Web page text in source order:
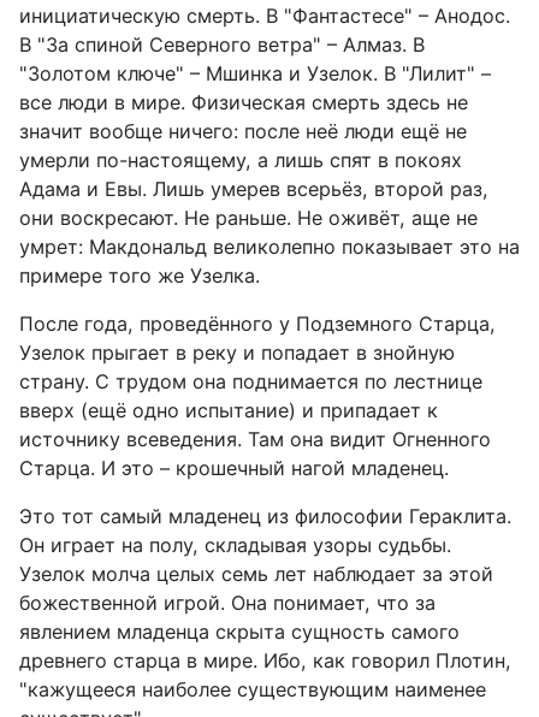
инициатическую смерть. В "Фантастесе" – Анодос.
В "За спиной Северного ветра" – Алмаз. В
"Золотом ключе" – Мшинка и Узелок. В "Лилит" –
все люди в мире. Физическая смерть здесь не
значит вообще ничего: после неё люди ещё не
умерли по-настоящему, а лишь спят в покоях
Адама и Евы. Лишь умерев всерьёз, второй раз,
они воскресают. Не раньше. Не оживёт, аще не
умрет: Макдональд великолепно показывает это на
примере того же Узелка.
После года, проведённого у Подземного Старца,
Узелок прыгает в реку и попадает в знойную
страну. С трудом она поднимается по лестнице
вверх (ещё одно испытание) и припадает к
источнику всеведения. Там она видит Огненного
Старца. И это – крошечный нагой младенец.
Это тот самый младенец из философии Гераклита.
Он играет на полу, складывая узоры судьбы.
Узелок молча целых семь лет наблюдает за этой
божественной игрой. Она понимает, что за
явлением младенца скрыта сущность самого
древнего старца в мире. Ибо, как говорил Плотин,
"кажущееся наиболее существующим наименее